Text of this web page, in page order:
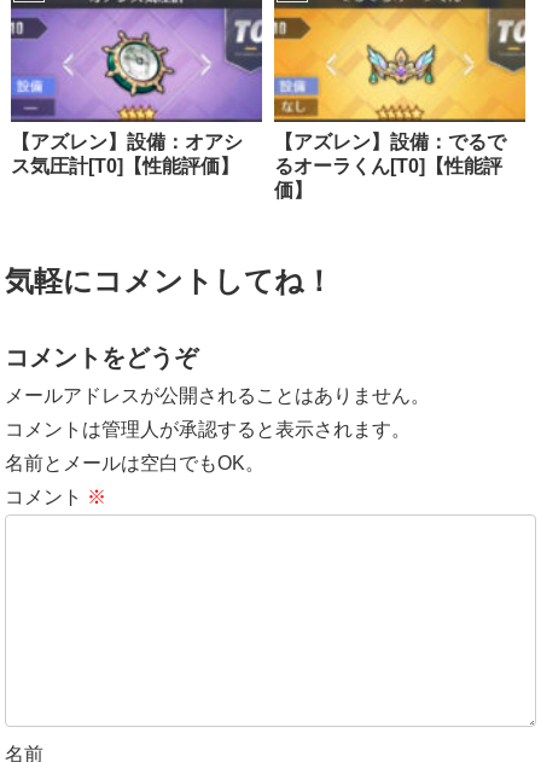
【アズレン】設備：オアシ
ス気圧計[T0]【性能評価】
【アズレン】設備：でるで
るオーラくん[T0]【性能評
価】
気軽にコメントしてね！
コメントをどうぞ
メールアドレスが公開されることはありません。
コメントは管理人が承認すると表示されます。
名前とメールは空白でもOK。
コメント ※
名前